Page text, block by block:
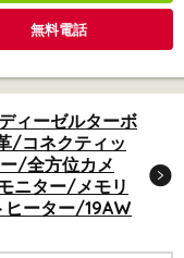
無料電話
ィーゼルターボ
/コネクティッ
/全方位カメ
ニター/メモリ
ーター/19AW